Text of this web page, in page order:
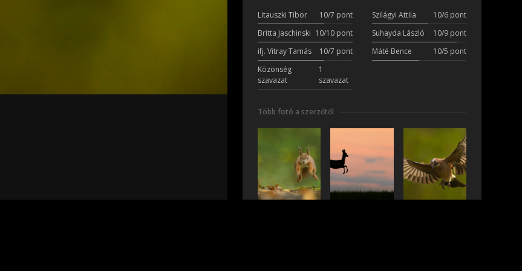
Litauszki Tibor 10/7 pont Szilágyi Attila
10/6 pont
Britta Jaschinski 10/10 pont Suhayda László
10/9 pont
ifj. Vitray Tamás
10/7 pont Máté Bence
10/5 pont
Közönség
szavazat
1
szavazat
Több fotó a szerzőtől